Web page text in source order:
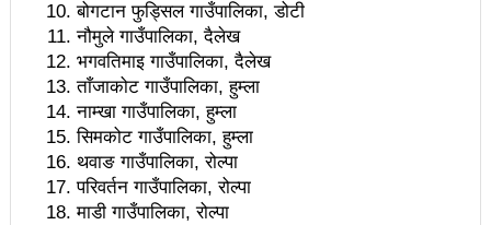
भरतपुर महानगरपालिकाको महानगरीय रिङरोड पश्चिम खण्डको
उद्घाटन
दर्शन राजनीति र चिन्तनलाई बुझ्ने केही विधिहरु
कोटे अल इन वन रिसोर्ट झोरमा लाइभ कन्सर्ट हुने
पत्रकार महिलालाई प्रविधिमैत्री पत्रकारिता तालिम सुरु
बोगटान फुड्सिल गाउँपालिका, डोटी
नौमुले गाउँपालिका, दैलेख
भगवतिमाइ गाउँपालिका, दैलेख
ताँजाकोट गाउँपालिका, हुम्ला
नाम्खा गाउँपालिका, हुम्ला
सिमकोट गाउँपालिका, हुम्ला
थवाङ गाउँपालिका, रोल्पा
परिवर्तन गाउँपालिका, रोल्पा
माडी गाउँपालिका, रोल्पा